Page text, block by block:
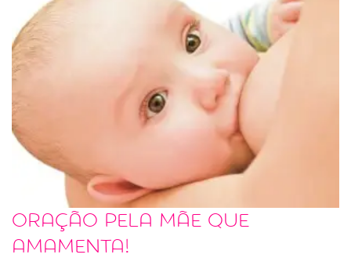
Oração pela mãe que
amamenta!